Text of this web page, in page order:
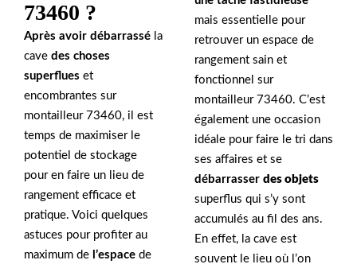
73460 ?
Après avoir débarrassé la
cave des choses
superflues et
encombrantes sur
montailleur 73460, il est
temps de maximiser le
potentiel de stockage
pour en faire un lieu de
rangement efficace et
pratique. Voici quelques
astuces pour profiter au
maximum de l’espace de
mais essentielle pour
retrouver un espace de
rangement sain et
fonctionnel sur
montailleur 73460. C’est
également une occasion
idéale pour faire le tri dans
ses affaires et se
débarrasser des objets
superflus qui s’y sont
accumulés au fil des ans.
En effet, la cave est
souvent le lieu où l’on